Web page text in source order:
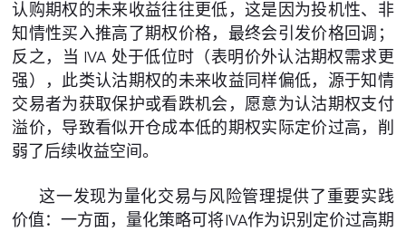
认购期权的未来收益往往更低，这是因为投机性、非
知情性买入推高了期权价格，最终会引发价格回调；
反之，当 IVA 处于低位时（表明价外认沽期权需求更
强），此类认沽期权的未来收益同样偏低，源于知情
交易者为获取保护或看跌机会，愿意为认沽期权支付
溢价，导致看似开仓成本低的期权实际定价过高，削
弱了后续收益空间。
这一发现为量化交易与风险管理提供了重要实践
价值：一方面，量化策略可将IVA作为识别定价过高期